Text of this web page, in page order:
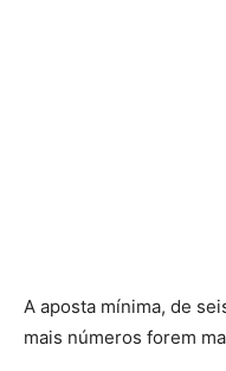
A aposta mínima, de
mais números forem